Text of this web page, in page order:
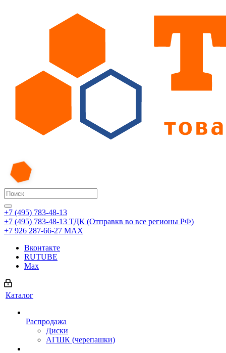
+7 (495) 783-48-13
+7 (495) 783-48-13 ТДК (Отправкв во все регионы РФ)
+7 926 287-66-27 МАХ
Вконтакте
RUTUBE
Max
Каталог
Распродажа
Диски
АГШК (черепашки)